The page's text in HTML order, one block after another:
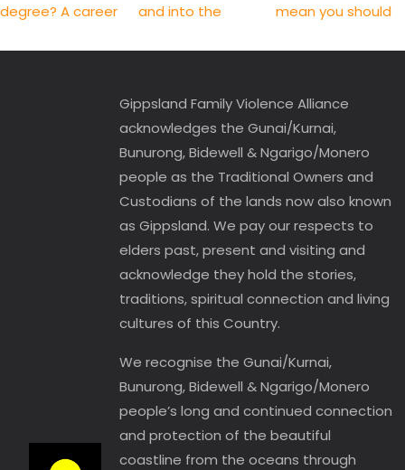
Gippsland Family Violence Alliance
acknowledges the Gunai/Kurnai,
Bunurong, Bidewell & Ngarigo/Monero
people as the Traditional Owners and
Custodians of the lands now also known
as Gippsland. We pay our respects to
elders past, present and visiting and
acknowledge they hold the stories,
traditions, spiritual connection and living
cultures of this Country.
We recognise the Gunai/Kurnai,
Bunurong, Bidewell & Ngarigo/Monero
people’s long and continued connection
and protection of the beautiful
coastline from the oceans through